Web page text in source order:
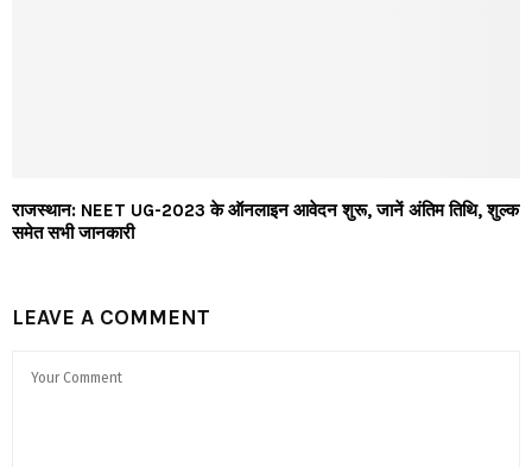
राजस्थान: NEET UG-2023 के ऑनलाइन आवेदन शुरू, जानें अंतिम तिथि, शुल्क
समेत सभी जानकारी
LEAVE A COMMENT